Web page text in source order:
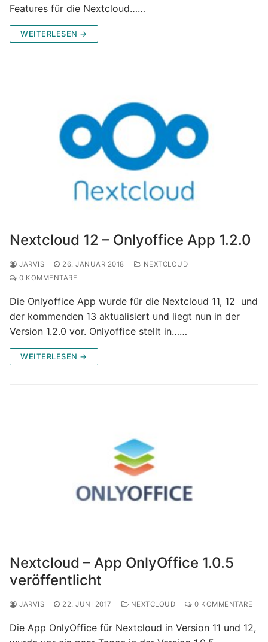
Features für die Nextcloud……
WEITERLESEN →
Nextcloud 12 – Onlyoffice App 1.2.0
JARVIS 26. JANUAR 2018
NEXTCLOUD
0 KOMMENTARE
Die Onlyoffice App wurde für die Nextcloud 11, 12 und
der kommenden 13 aktualisiert und liegt nun in der
Version 1.2.0 vor. Onlyoffice stellt in……
WEITERLESEN →
Nextcloud – App OnlyOffice 1.0.5
veröffentlicht
JARVIS 22. JUNI 2017 NEXTCLOUD 0 KOMMENTARE
Die App OnlyOffice für Nextcloud in Version 11 und 12,